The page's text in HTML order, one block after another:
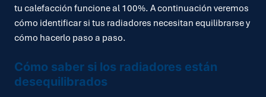
tu calefacción funcione al 100%. A continuación veremos
cómo identificar si tus radiadores necesitan equilibrarse y
cómo hacerlo paso a paso.
Cómo saber si los radiadores están
desequilibrados